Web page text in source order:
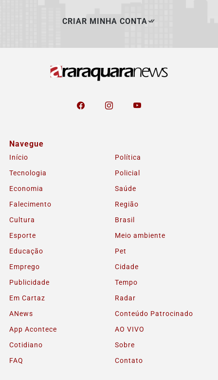
CRIAR MINHA CONTA
Navegue
Início
Política
Tecnologia
Policial
Economia
Saúde
Falecimento
Região
Cultura
Brasil
Esporte
Meio ambiente
Educação
Pet
Emprego
Cidade
Publicidade
Tempo
Em Cartaz
Radar
ANews
Conteúdo Patrocinado
App Acontece
AO VIVO
Cotidiano
Sobre
FAQ
Contato